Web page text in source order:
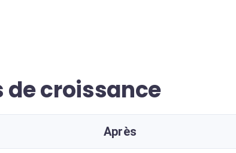
de croissance
Après